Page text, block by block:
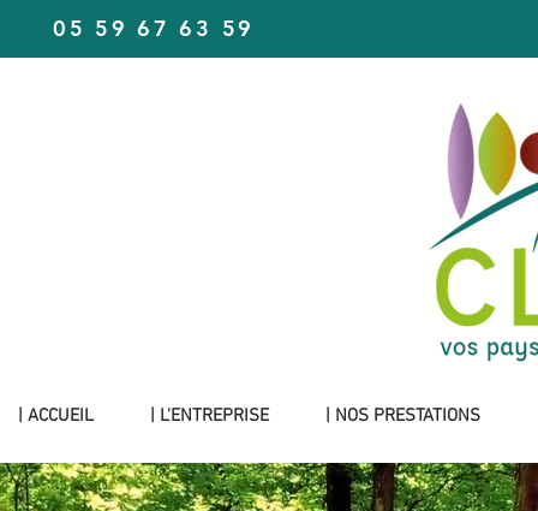
05 59 67 63 59
| ACCUEIL | L'ENTREPRISE | NOS PRESTATIONS